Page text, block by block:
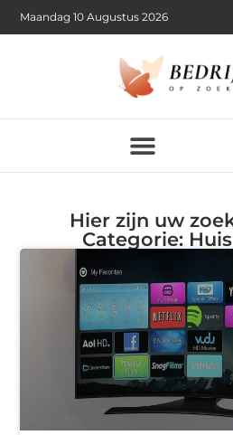
Maandag 10 Augustus 2026
Hier zijn uw
Categorie: